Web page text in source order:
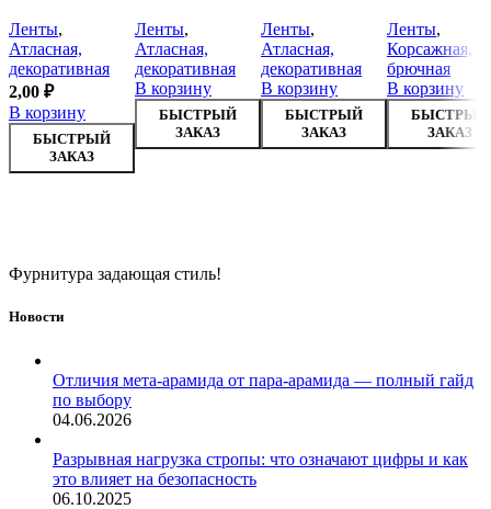
Ленты,
Атласная,
декоративная
2,00 ₽
В корзину
БЫСТРЫЙ
ЗАКАЗ
Ленты,
Атласная,
декоративная
В корзину
БЫСТРЫЙ
ЗАКАЗ
Ленты,
Атласная,
декоративная
В корзину
БЫСТРЫЙ
ЗАКАЗ
Ленты,
Корсажная,
брючная
В корзину
БЫСТРЫЙ
ЗАКАЗ
Фурнитура задающая стиль!
Новости
Отличия мета-арамида от пара-арамида — полный гайд
по выбору
04.06.2026
Разрывная нагрузка стропы: что означают цифры и как
это влияет на безопасность
06.10.2025